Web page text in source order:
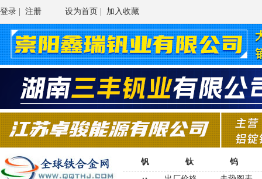
登录 注册 设为首页 加入收藏
钒 钛 钨